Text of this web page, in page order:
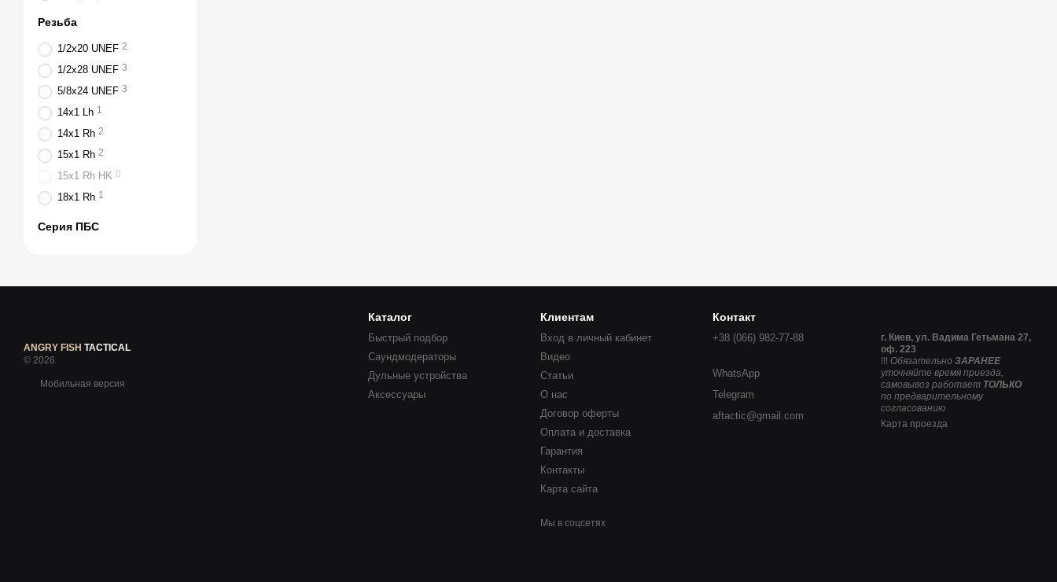
Резьба
1/2x20 UNEF 2
1/2x28 UNEF 3
5/8x24 UNEF 3
14x1 Lh 1
14x1 Rh 2
15x1 Rh 2
15x1 Rh HK 0
18x1 Rh 1
Серия ПБС
ANGRY FISH TACTICAL
© 2026
Мобильная версия
Каталог
Быстрый подбор
Саундмодераторы
Дульные устройства
Аксессуары
Клиентам
Вход в личный кабинет
Видео
Статьи
О нас
Договор оферты
Оплата и доставка
Гарантия
Контакты
Карта сайта
Мы в соцсетях
Контакт
+38 (066) 982-77-88
WhatsApp
Telegram
aftactic@gmail.com
г. Киев, ул. Вадима Гетьмана 27,
оф. 223
!!! Обязательно ЗАРАНЕЕ
уточняйте время приезда,
самовывоз работает ТОЛЬКО
по предварительному
согласованию
Карта проезда